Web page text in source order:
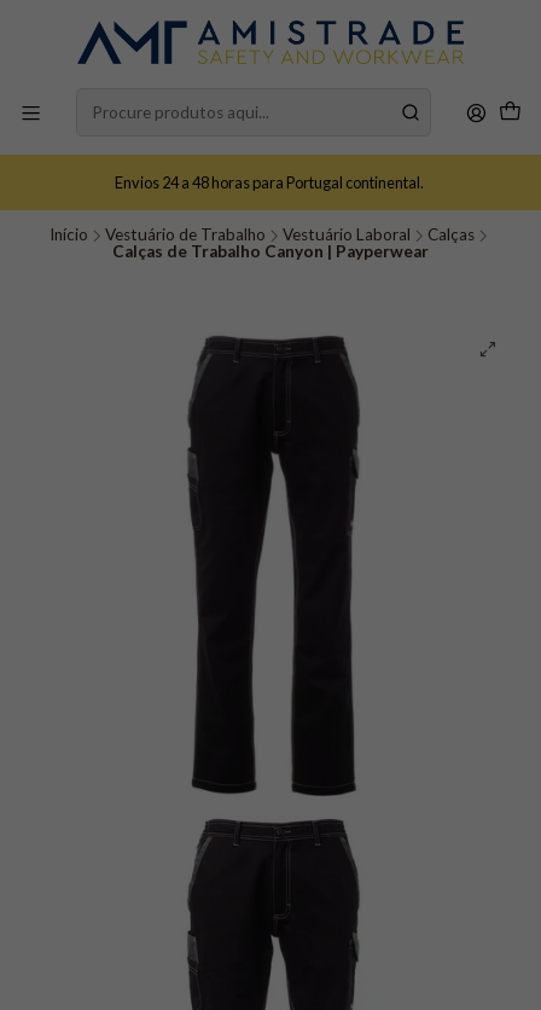
Envios 24 a 48 horas para Portugal continental.
Início Vestuário de Trabalho Vestuário Laboral
Calças
Calças de Trabalho Canyon | Payperwear​